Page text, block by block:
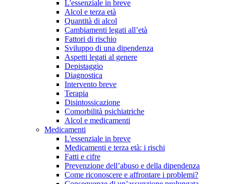
L'essenziale in breve
Alcol e terza età
Quantità di alcol
Cambiamenti legati all’età
Fattori di rischio
Sviluppo di una dipendenza
Aspetti legati al genere
Depistaggio
Diagnostica
Intervento breve
Terapia
Disintossicazione
Comorbilità psichiatriche
Alcol e medicamenti
Medicamenti
L'essenziale in breve
Medicamenti e terza età: i rischi
Fatti e cifre
Prevenzione dell’abuso e della dipendenza
Come riconoscere e affrontare i problemi?